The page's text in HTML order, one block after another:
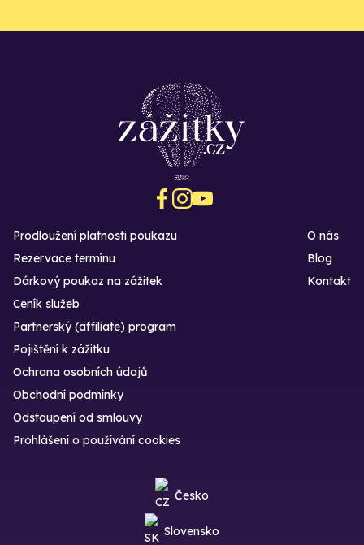
Prodloužení platnosti poukazu
Rezervace termínu
Dárkový poukaz na zážitek
O nás
Blog
Kontakt
Ceník služeb
Partnerský (affiliate) program
Pojištění k zážitku
Ochrana osobních údajů
Obchodní podmínky
Odstoupení od smlouvy
Prohlášení o používání cookies
Česko
Slovensko